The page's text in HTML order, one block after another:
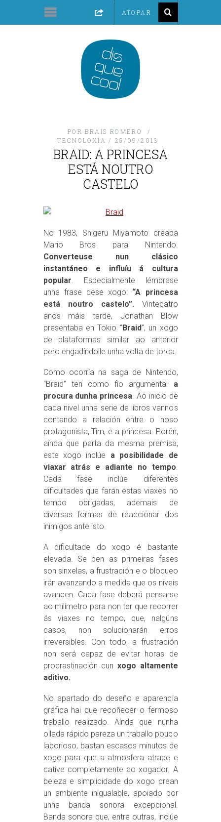
POR BRAIS ROMERO
TECNOLOXÍA
25/09/2013
BRAID: A PRINCESA
ESTÁ NOUTRO
CASTELO
No 1983, Shigeru Miyamoto creaba
Mario Bros para Nintendo.
Converteuse nun clásico
instantáneo e influíu á cultura
popular. Especialmente lémbrase
unha frase dese xogo: “A princesa
está noutro castelo”. Vintecatro
anos máis tarde, Jonathan Blow
presentaba en Tokio “Braid”, un xogo
de plataformas similar ao anterior
pero engadíndolle unha volta de torca.
Como ocorría na saga de Nintendo,
“Braid” ten como fío argumental a
procura dunha princesa. Ao inicio de
cada nivel unha serie de libros vannos
contando a relación entre o noso
protagonista, Tim, e a princesa. Porén,
aínda que parta da mesma premisa,
este xogo inclúe a posibilidade de
viaxar atrás e adiante no tempo.
Cada fase inclúe diferentes
dificultades que farán estas viaxes no
tempo obrigadas, ademais de
diversas formas de reaccionar dos
inimigos ante isto.
A dificultade do xogo é bastante
elevada. Se ben as primeiras fases
son sinxelas, a frustración e o bloqueo
irán avanzando a medida que os niveis
avancen. Cada fase deberá pensarse
ao milímetro para non ter que recorrer
ás viaxes no tempo, que, nalgúns
casos, non solucionarán erros
irreversibles. Con todo, a frustración
non será capaz de evitar horas de
procrastinación cun xogo altamente
aditivo.
No apartado do deseño e aparencia
gráfica hai que recoñecer o fermoso
traballo realizado. Aínda que nunha
ollada rápido pareza un traballo pouco
laborioso, bastan escasos minutos de
xogo para que a atmosfera atrape e
cative completamente ao xogador. A
beleza e simplicidade do xogo crean
un ambiente inigualable, apoiado por
unha banda sonora excepcional.
Banda sonora que, entre outras, inclúe